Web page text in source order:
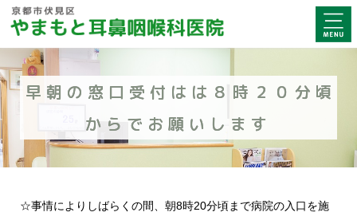
早朝の窓口受付はは８時２０分頃
からでお願いします
☆事情によりしばらくの間、朝8時20分頃まで病院の入口を施